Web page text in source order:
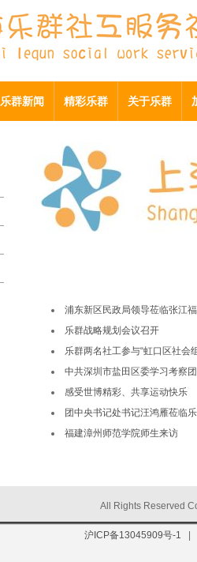
乐群新闻 精彩乐群 关于乐群
浦东新区民政局领导莅临张江
乐群战略规划会议召开
乐群两名社工参与“虹口区社会
中共深圳市盐田区委学习考察
感受世博精彩、共享运动快乐
团中央书记处书记汪鸿雁莅临
福建漳州师范学院师生来访
All Rights Reserved
沪ICP备13045909号-1